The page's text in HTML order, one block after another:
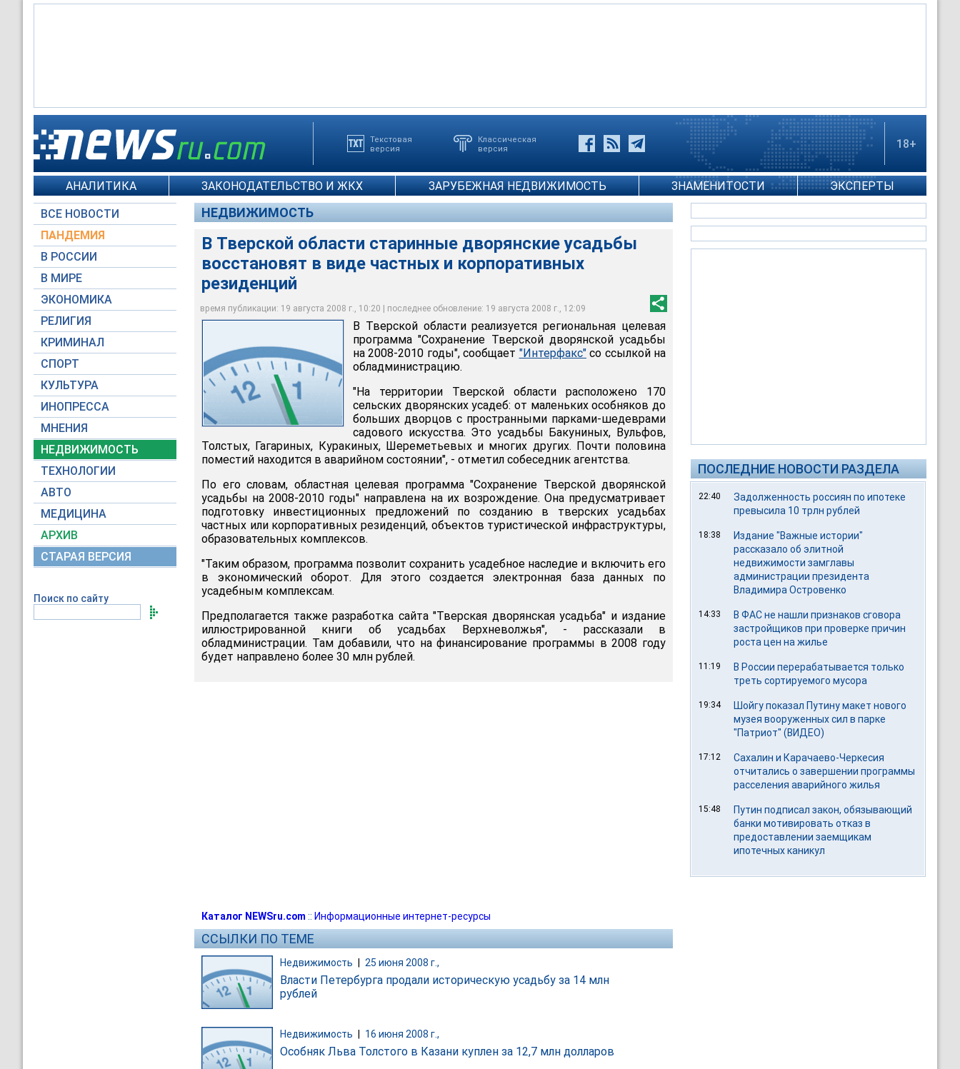
Текстовая
версия
Классическая
версия
18+
АНАЛИТИКА ЗАКОНОДАТЕЛЬСТВО И ЖКХ ЗАРУБЕЖНАЯ НЕДВИЖИМОСТЬ ЗНАМЕНИТОСТИ ЭКСПЕРТЫ
ВСЕ НОВОСТИ
ПАНДЕМИЯ
В РОССИИ
В МИРЕ
ЭКОНОМИКА
РЕЛИГИЯ
КРИМИНАЛ
СПОРТ
КУЛЬТУРА
ИНОПРЕССА
МНЕНИЯ
НЕДВИЖИМОСТЬ
ТЕХНОЛОГИИ
АВТО
МЕДИЦИНА
АРХИВ
СТАРАЯ ВЕРСИЯ
Поиск по сайту
НЕДВИЖИМОСТЬ
В Тверской области старинные дворянские усадьбы
восстановят в виде частных и корпоративных
резиденций
время публикации: 19 августа 2008 г., 10:20 | последнее обновление: 19 августа 2008 г., 12:09
В Тверской области реализуется региональная целевая
программа "Сохранение Тверской дворянской усадьбы
на 2008-2010 годы", сообщает "Интерфакс"со ссылкой на
обладминистрацию.
"На территории Тверской области расположено 170
сельских дворянских усадеб: от маленьких особняков до
больших дворцов с пространными парками-шедеврами
садового искусства. Это усадьбы Бакуниных, Вульфов,
Толстых, Гагариных, Куракиных, Шереметьевых и многих других. Почти половина
поместий находится в аварийном состоянии", - отметил собеседник агентства.
По его словам, областная целевая программа "Сохранение Тверской дворянской
усадьбы на 2008-2010 годы" направлена на их возрождение. Она предусматривает
подготовку инвестиционных предложений по созданию в тверских усадьбах
частных или корпоративных резиденций, объектов туристической инфраструктуры,
образовательных комплексов.
"Таким образом, программа позволит сохранить усадебное наследие и включить его
в экономический оборот. Для этого создается электронная база данных по
усадебным комплексам.
Предполагается также разработка сайта "Тверская дворянская усадьба" и издание
иллюстрированной книги об усадьбах Верхневолжья", - рассказали в
обладминистрации. Там добавили, что на финансирование программы в 2008 году
будет направлено более 30 млн рублей.
Каталог NEWSru.com :: Информационные интернет-ресурсы
ССЫЛКИ ПО ТЕМЕ
Недвижимость 25 июня 2008 г.,
Власти Петербурга продали историческую усадьбу за 14 млн
рублей
Недвижимость 16 июня 2008 г.,
Особняк Льва Толстого в Казани куплен за 12,7 млн долларов
ПОСЛЕДНИЕ НОВОСТИ РАЗДЕЛА
22:40
Задолженность россиян по ипотеке
превысила 10 трлн рублей
18:38
Издание "Важные истории"
рассказало об элитной
недвижимости замглавы
администрации президента
Владимира Островенко
14:33
В ФАС не нашли признаков сговора
застройщиков при проверке причин
роста цен на жилье
11:19
В России перерабатывается только
треть сортируемого мусора
19:34
Шойгу показал Путину макет нового
музея вооруженных сил в парке
"Патриот" (ВИДЕО)
17:12
Сахалин и Карачаево-Черкесия
отчитались о завершении программы
расселения аварийного жилья
15:48
Путин подписал закон, обязывающий
банки мотивировать отказ в
предоставлении заемщикам
ипотечных каникул